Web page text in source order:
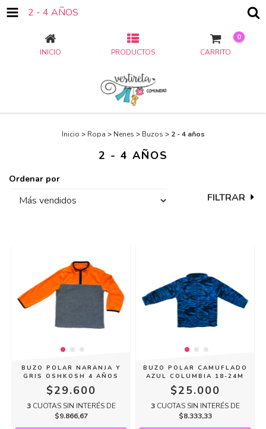
2 - 4 AÑOS
INICIO PRODUCTOS CARRITO
0
Inicio > Ropa > Nenes > Buzos > 2 - 4 años
2 - 4 AÑOS
Ordenar por
FILTRAR
BUZO POLAR NARANJA Y
GRIS OSHKOSH 4 AÑOS
$29.600
3 CUOTAS SIN INTERÉS DE
$9.866,67
BUZO POLAR CAMUFLADO
AZUL COLUMBIA 18-24M
$25.000
3 CUOTAS SIN INTERÉS DE
$8.333,33